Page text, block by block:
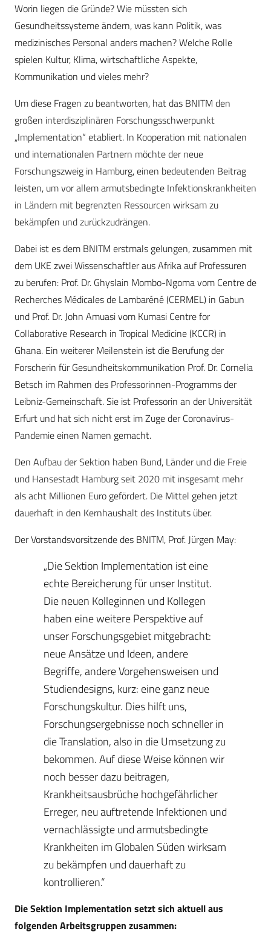
Worin liegen die Gründe? Wie müssten sich
Gesundheitssysteme ändern, was kann Politik, was
medizinisches Personal anders machen? Welche Rolle
spielen Kultur, Klima, wirtschaftliche Aspekte,
Kommunikation und vieles mehr?
Um diese Fragen zu beantworten, hat das BNITM den
großen interdisziplinären Forschungsschwerpunkt
„Implementation“ etabliert. In Kooperation mit nationalen
und internationalen Partnern möchte der neue
Forschungszweig in Hamburg, einen bedeutenden Beitrag
leisten, um vor allem armutsbedingte Infektionskrankheiten
in Ländern mit begrenzten Ressourcen wirksam zu
bekämpfen und zurückzudrängen.
Dabei ist es dem BNITM erstmals gelungen, zusammen mit
dem UKE zwei Wissenschaftler aus Afrika auf Professuren
zu berufen: Prof. Dr. Ghyslain Mombo-Ngoma vom Centre de
Recherches Médicales de Lambaréné (CERMEL) in Gabun
und Prof. Dr. John Amuasi vom Kumasi Centre for
Collaborative Research in Tropical Medicine (KCCR) in
Ghana. Ein weiterer Meilenstein ist die Berufung der
Forscherin für Gesundheitskommunikation Prof. Dr. Cornelia
Betsch im Rahmen des Professorinnen-Programms der
Leibniz-Gemeinschaft. Sie ist Professorin an der Universität
Erfurt und hat sich nicht erst im Zuge der Coronavirus-
Pandemie einen Namen gemacht.
Den Aufbau der Sektion haben Bund, Länder und die Freie
und Hansestadt Hamburg seit 2020 mit insgesamt mehr
als acht Millionen Euro gefördert. Die Mittel gehen jetzt
dauerhaft in den Kernhaushalt des Instituts über.
Der Vorstandsvorsitzende des BNITM, Prof. Jürgen May:
„Die Sektion Implementation ist eine
echte Bereicherung für unser Institut.
Die neuen Kolleginnen und Kollegen
haben eine weitere Perspektive auf
unser Forschungsgebiet mitgebracht:
neue Ansätze und Ideen, andere
Begriffe, andere Vorgehensweisen und
Studiendesigns, kurz: eine ganz neue
Forschungskultur. Dies hilft uns,
Forschungsergebnisse noch schneller in
die Translation, also in die Umsetzung zu
bekommen. Auf diese Weise können wir
noch besser dazu beitragen,
Krankheitsausbrüche hochgefährlicher
Erreger, neu auftretende Infektionen und
vernachlässigte und armutsbedingte
Krankheiten im Globalen Süden wirksam
zu bekämpfen und dauerhaft zu
kontrollieren.“
Die Sektion Implementation setzt sich aktuell aus
folgenden Arbeitsgruppen zusammen: